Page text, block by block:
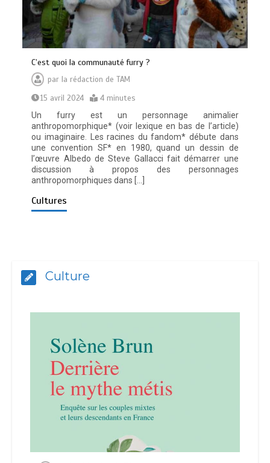
C’est quoi la communauté furry ?
par la rédaction de TAM
15 avril 2024
4 minutes
Un furry est un personnage animalier
anthropomorphique* (voir lexique en bas de l’article)
ou imaginaire. Les racines du fandom* débute dans
une convention SF* en 1980, quand un dessin de
l’œuvre Albedo de Steve Gallacci fait démarrer une
discussion à propos des personnages
anthropomorphiques dans […]
Cultures
Culture